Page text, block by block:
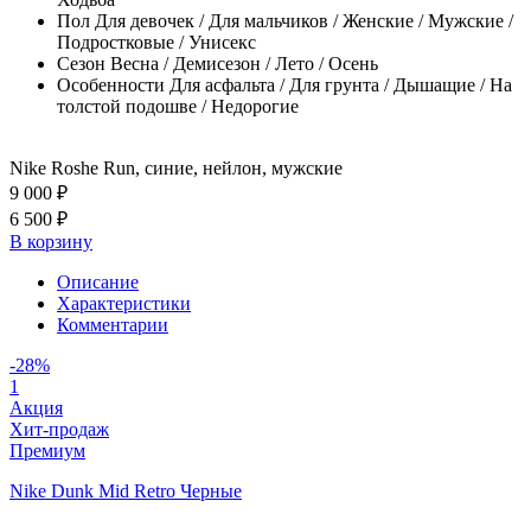
Пол Для девочек / Для мальчиков / Женские / Мужские /
Подростковые / Унисекс
Сезон Весна / Демисезон / Лето / Осень
Особенности Для асфальта / Для грунта / Дышащие / На
толстой подошве / Недорогие
Nike Roshe Run, синие, нейлон, мужские
9 000 ₽
6 500 ₽
В корзину
Описание
Характеристики
Комментарии
-28%
1
Акция
Хит-продаж
Премиум
Nike Dunk Mid Retro Черные